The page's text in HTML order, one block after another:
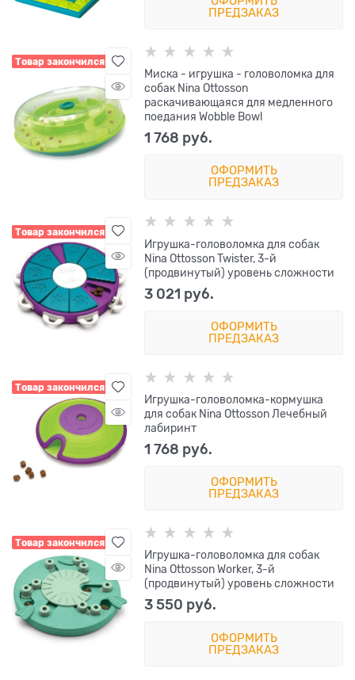
ПРЕДЗАКАЗ
Товар закончился
Миска - игрушка - головоломка для
собак Nina Ottosson
раскачивающаяся для медленного
поедания Wobble Bowl
1 768 руб.
ОФОРМИТЬ
ПРЕДЗАКАЗ
Товар закончился
Игрушка-головоломка для собак
Nina Ottosson Twister, 3-й
(продвинутый) уровень сложности
3 021 руб.
ОФОРМИТЬ
ПРЕДЗАКАЗ
Товар закончился
Игрушка-головоломка-кормушка
для собак Nina Ottosson Лечебный
лабиринт
1 768 руб.
ОФОРМИТЬ
ПРЕДЗАКАЗ
Товар закончился
Игрушка-головоломка для собак
Nina Ottosson Worker, 3-й
(продвинутый) уровень сложности
3 550 руб.
ОФОРМИТЬ
ПРЕДЗАКАЗ